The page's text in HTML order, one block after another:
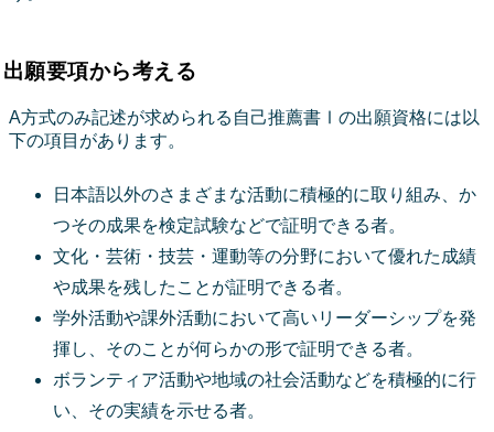
出願要項から考える
A方式のみ記述が求められる自己推薦書Ⅰの出願資格には以
下の項目があります。
日本語以外のさまざまな活動に積極的に取り組み、か
つその成果を検定試験などで証明できる者。
文化・芸術・技芸・運動等の分野において優れた成績
や成果を残したことが証明できる者。
学外活動や課外活動において高いリーダーシップを発
揮し、そのことが何らかの形で証明できる者。
ボランティア活動や地域の社会活動などを積極的に行
い、その実績を示せる者。